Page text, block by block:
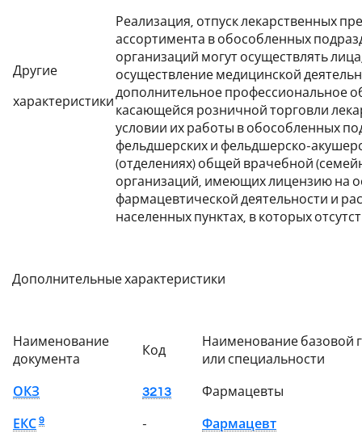
Другие
характеристики
Реализация, отпуск лекарственных
ассортимента в обособленных
организаций могут осуществлять
осуществление медицинской
дополнительное профессиональное
касающейся розничной торговли
условии их работы в обособленных
фельдшерских и фельдшерско-
(отделениях) общей врачебной
организаций, имеющих лицензию на
фармацевтической деятельности и
населенных пунктах, в которых
Дополнительные характеристики
Наименование
документа
Код
Наименование базовой
или специальности
ОКЗ 3213 Фармацевты
ЕКС 9 - Фармацевт